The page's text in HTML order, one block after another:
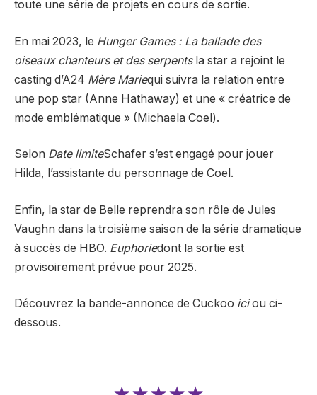
toute une série de projets en cours de sortie.
En mai 2023, le Hunger Games : La ballade des
oiseaux chanteurs et des serpentsla star a rejoint le
casting d’A24 Mère Mariequi suivra la relation entre
une pop star (Anne Hathaway) et une « créatrice de
mode emblématique » (Michaela Coel).
Selon Date limiteSchafer s’est engagé pour jouer
Hilda, l’assistante du personnage de Coel.
Enfin, la star de Belle reprendra son rôle de Jules
Vaughn dans la troisième saison de la série dramatique
à succès de HBO. Euphoriedont la sortie est
provisoirement prévue pour 2025.
Découvrez la bande-annonce de Cuckoo iciou ci-
dessous.